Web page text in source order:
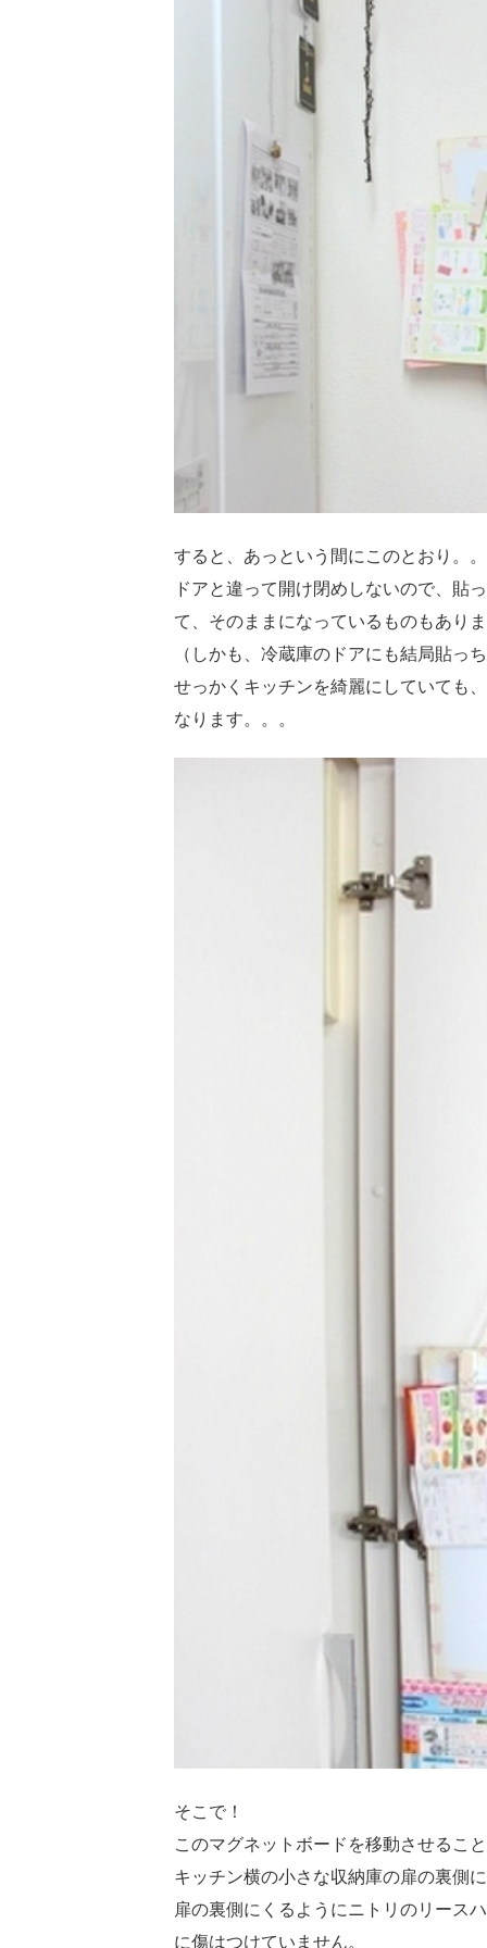
すると、あっという間にこのとおり。
ドアと違って開け閉めしないので、貼
て、そのままになっているものもあり
（しかも、冷蔵庫のドアにも結局貼っ
せっかくキッチンを綺麗にしていても
なります。。。
そこで！
このマグネットボードを移動させるこ
キッチン横の小さな収納庫の扉の裏側
扉の裏側にくるようにニトリのリース
に傷はつけていません。